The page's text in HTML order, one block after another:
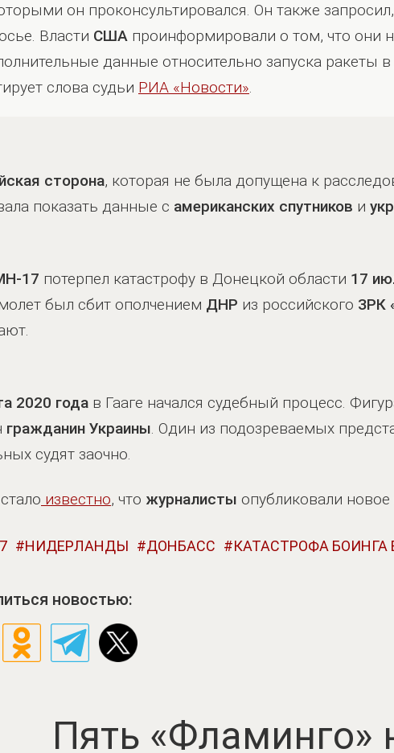
он проконсультировался. Он также
Власти США проинформировали о том, что они
данные относительно запуска ракеты
слова судьи РИА «Новости».
сторона, которая не была допущена к
показать данные с американских спутников и
17 потерпел катастрофу в Донецкой области 17
был сбит ополчением ДНР из российского ЗРК
2020 года в Гааге начался судебный процесс.
гражданин Украины. Один из подозреваемых
судят заочно.
известно, что журналисты опубликовали
НИДЕРЛАНДЫ ДОНБАСС КАТАСТРОФА БОИНГА
новостью:
Пять «Фламинго»